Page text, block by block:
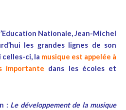
Nationale, Jean-Michel
les grandes lignes de son
celles-ci, la musique est appelée à
importante dans les écoles et
: Le développement de la musique